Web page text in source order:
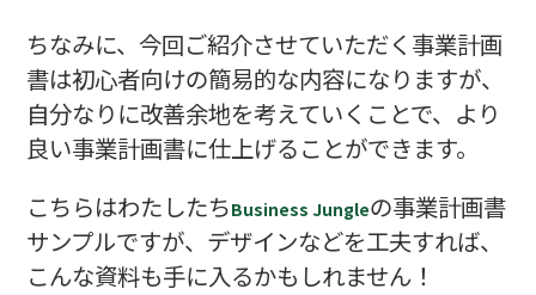
ちなみに、今回ご紹介させていただく事業計画
書は初心者向けの簡易的な内容になりますが、
自分なりに改善余地を考えていくことで、より
良い事業計画書に仕上げることができます。
こちらはわたしたちBusiness Jungleの事業計画書
サンプルですが、デザインなどを工夫すれば、
こんな資料も手に入るかもしれません！